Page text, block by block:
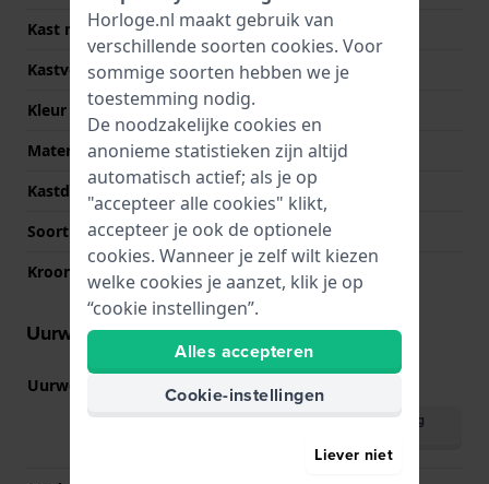
Kast materiaal
Roestvrij staal
Kastvorm
Rond
Kleur kast
Zilver
Materiaal kastdeksel
Roestvrij staal
Kastdeksel
Klikkast
Soort glas
Mineraal
Kroon
Trek kroon
Uurwerk informatie
Uurwerk nr. Y121
Download handleiding
Horloge.nl maakt gebruik van
verschillende soorten cookies. Voor
sommige soorten hebben we je
toestemming nodig.
De noodzakelijke cookies en
anonieme statistieken zijn altijd
automatisch actief; als je op
"accepteer alle cookies" klikt,
accepteer je ook de optionele
cookies. Wanneer je zelf wilt kiezen
welke cookies je aanzet, klik je op
“cookie instellingen”.
Alles accepteren
Cookie-instellingen
Liever niet